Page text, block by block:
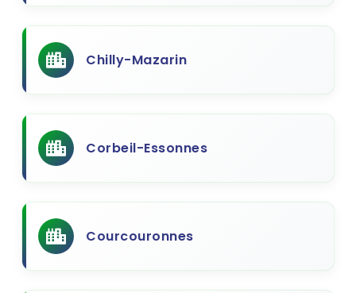
Chilly-Mazarin
Corbeil-Essonnes
Courcouronnes